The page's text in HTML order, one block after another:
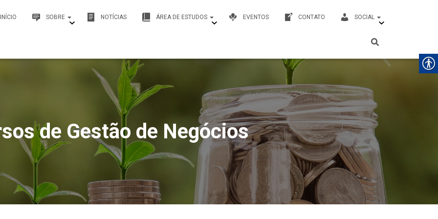
INÍCIO SOBRE NOTÍCIAS ÁREA DE ESTUDOS EVENTOS CONTATO SOCIAL
de Gestão de Negócios